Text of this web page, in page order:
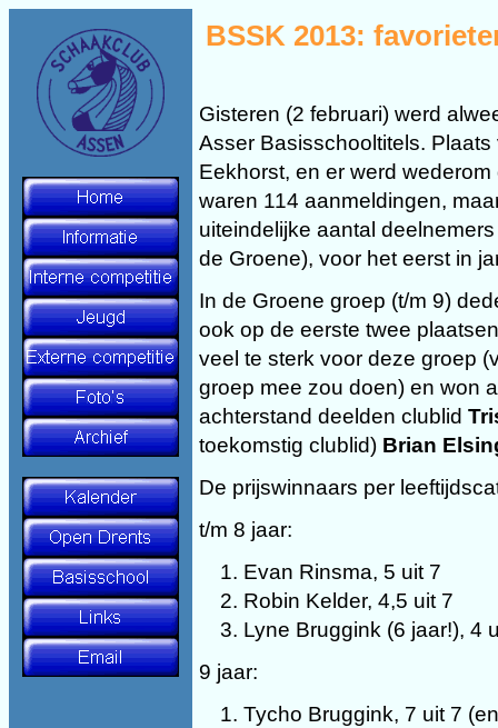
BSSK 2013:
Gisteren (2 februari) werd
Asser Basisschooltitels.
Eekhorst, en er werd
waren 114 aanmeldingen,
uiteindelijke aantal
de Groene), voor het eerst in
In de Groene groep (t/m 9)
ook op de eerste twee
veel te sterk voor deze groep
groep mee zou doen) en won
achterstand deelden clublid
toekomstig clublid) Brian
De prijswinnaars per
t/m 8 jaar:
Evan Rinsma, 5 uit 7
Robin Kelder, 4,5 uit 7
Lyne Bruggink (6 jaar!), 4
9 jaar:
Tycho Bruggink, 7 uit 7